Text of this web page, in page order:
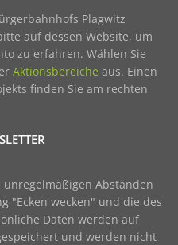
Plagwitz
auf dessen Website, um
zu erfahren. Wählen Sie
Aktionsbereiche aus. Einen
finden Sie am rechten
Abständen
"Ecken wecken" und die des
Daten werden auf
und werden nicht